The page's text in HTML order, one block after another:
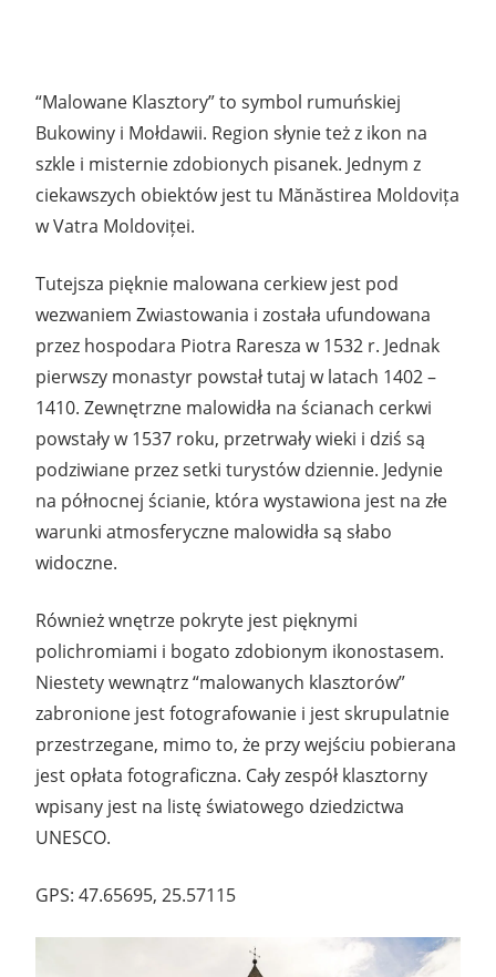
“Malowane Klasztory” to symbol rumuńskiej
Bukowiny i Mołdawii. Region słynie też z ikon na
szkle i misternie zdobionych pisanek. Jednym z
ciekawszych obiektów jest tu Mănăstirea Moldovița
w Vatra Moldoviței.
Tutejsza pięknie malowana cerkiew jest pod
wezwaniem Zwiastowania i została ufundowana
przez hospodara Piotra Raresza w 1532 r. Jednak
pierwszy monastyr powstał tutaj w latach 1402 –
1410. Zewnętrzne malowidła na ścianach cerkwi
powstały w 1537 roku, przetrwały wieki i dziś są
podziwiane przez setki turystów dziennie. Jedynie
na północnej ścianie, która wystawiona jest na złe
warunki atmosferyczne malowidła są słabo
widoczne.
Również wnętrze pokryte jest pięknymi
polichromiami i bogato zdobionym ikonostasem.
Niestety wewnątrz “malowanych klasztorów”
zabronione jest fotografowanie i jest skrupulatnie
przestrzegane, mimo to, że przy wejściu pobierana
jest opłata fotograficzna. Cały zespół klasztorny
wpisany jest na listę światowego dziedzictwa
UNESCO.
GPS: 47.65695, 25.57115